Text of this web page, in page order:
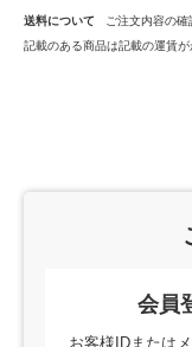
送料について ご注文内容の確
記載のある商品は記載の運賃が
会員
お客様IDまたは